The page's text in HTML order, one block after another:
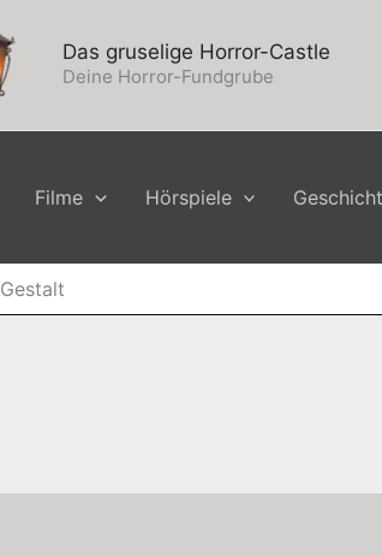
Das gruselige Horror-Castle
Deine Horror-Fundgrube
Filme Hörspiele
Gestalt